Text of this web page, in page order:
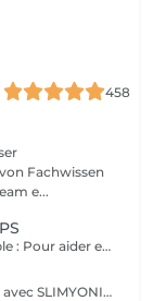
458
Fachwissen
e...
SOIN ENDERMOLOGIE® DÉTOX CORPS Cible : Pour aider et soulager toutes les personnes souffrant des symptômes de jambes lourdes, de sensation de gonflement, de lourdeur, de douleur. Actions : * Réactive les fonctions d'élimination de l'organisme * Active les échanges circulatoires * Elimine et draine les toxines * Stimule la circulation lymphatique Plus : Ce traitement est également conseillé pour les femmes enceintes. En complément du traitement, vous bénéficierez d'un massage manuel avec un Baume effet glacé.
Prenez les choses en main en toute détente avec SLIMYONIK® AIR. Le Bodystyler avec massages de pressothérapie assistés par ordinateur et inhalation d'oxygène active en douceur le système lymphatique, stimule le métabolisme et augmente le flux sanguin vers la peau et les tissus adipeux.